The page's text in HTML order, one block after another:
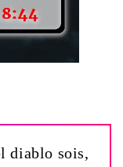
diablo sois,